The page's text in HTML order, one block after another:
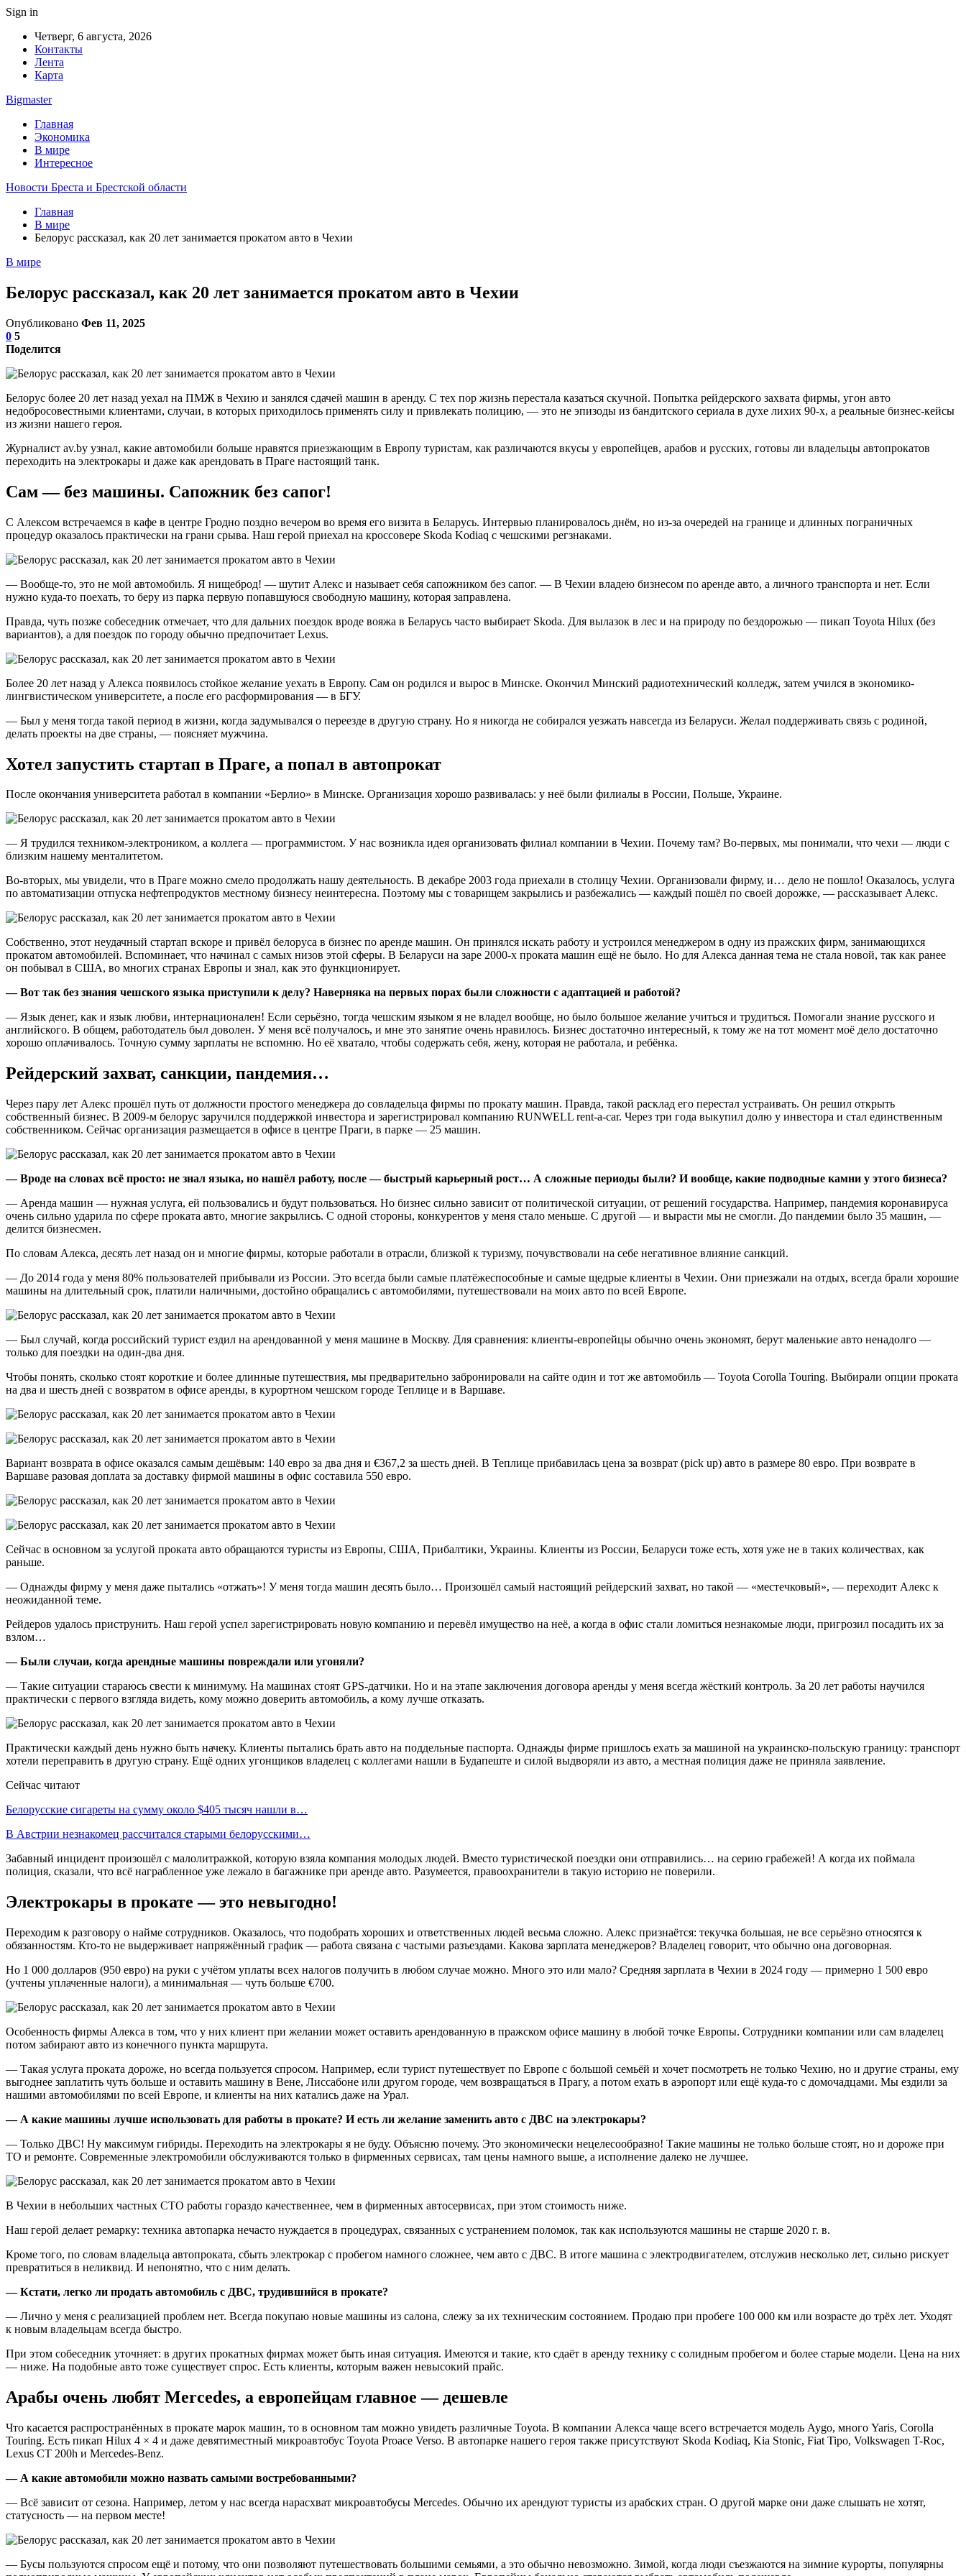
Sign in
Четверг, 6 августа, 2026
Контакты
Лента
Карта
Bigmaster
Главная
Экономика
В мире
Интересное
Новости Бреста и Брестской области
Главная
В мире
Белорус рассказал, как 20 лет занимается прокатом авто в Чехии
В мире
Белорус рассказал, как 20 лет занимается прокатом авто в Чехии
Опубликовано Фев 11, 2025
0 5
Поделится
Белорус более 20 лет назад уехал на ПМЖ в Чехию и занялся сдачей машин в аренду. С тех пор жизнь перестала казаться скучной. Попытка рейдерского захвата фирмы, угон авто
недобросовестными клиентами, случаи, в которых приходилось применять силу и привлекать полицию, — это не эпизоды из бандитского сериала в духе лихих 90-х, а реальные бизнес-кейсы
из жизни нашего героя.
Журналист av.by узнал, какие автомобили больше нравятся приезжающим в Европу туристам, как различаются вкусы у европейцев, арабов и русских, готовы ли владельцы автопрокатов
переходить на электрокары и даже как арендовать в Праге настоящий танк.
Сам — без машины. Сапожник без сапог!
С Алексом встречаемся в кафе в центре Гродно поздно вечером во время его визита в Беларусь. Интервью планировалось днём, но из-за очередей на границе и длинных пограничных
процедур оказалось практически на грани срыва. Наш герой приехал на кроссовере Skoda Kodiaq с чешскими регзнаками.
— Вообще-то, это не мой автомобиль. Я нищеброд! — шутит Алекс и называет себя сапожником без сапог. — В Чехии владею бизнесом по аренде авто, а личного транспорта и нет. Если
нужно куда-то поехать, то беру из парка первую попавшуюся свободную машину, которая заправлена.
Правда, чуть позже собеседник отмечает, что для дальних поездок вроде вояжа в Беларусь часто выбирает Skoda. Для вылазок в лес и на природу по бездорожью — пикап Toyota Hilux (без
вариантов), а для поездок по городу обычно предпочитает Lexus.
Более 20 лет назад у Алекса появилось стойкое желание уехать в Европу. Сам он родился и вырос в Минске. Окончил Минский радиотехнический колледж, затем учился в экономико-
лингвистическом университете, а после его расформирования — в БГУ.
— Был у меня тогда такой период в жизни, когда задумывался о переезде в другую страну. Но я никогда не собирался уезжать навсегда из Беларуси. Желал поддерживать связь с родиной,
делать проекты на две страны, — поясняет мужчина.
Хотел запустить стартап в Праге, а попал в автопрокат
После окончания университета работал в компании «Берлио» в Минске. Организация хорошо развивалась: у неё были филиалы в России, Польше, Украине.
— Я трудился техником-электроником, а коллега — программистом. У нас возникла идея организовать филиал компании в Чехии. Почему там? Во-первых, мы понимали, что чехи — люди с
близким нашему менталитетом.
Во-вторых, мы увидели, что в Праге можно смело продолжать нашу деятельность. В декабре 2003 года приехали в столицу Чехии. Организовали фирму, и… дело не пошло! Оказалось, услуга
по автоматизации отпуска нефтепродуктов местному бизнесу неинтересна. Поэтому мы с товарищем закрылись и разбежались — каждый пошёл по своей дорожке, — рассказывает Алекс.
Собственно, этот неудачный стартап вскоре и привёл белоруса в бизнес по аренде машин. Он принялся искать работу и устроился менеджером в одну из пражских фирм, занимающихся
прокатом автомобилей. Вспоминает, что начинал с самых низов этой сферы. В Беларуси на заре 2000-х проката машин ещё не было. Но для Алекса данная тема не стала новой, так как ранее
он побывал в США, во многих странах Европы и знал, как это функционирует.
— Вот так без знания чешского языка приступили к делу? Наверняка на первых порах были сложности с адаптацией и работой?
— Язык денег, как и язык любви, интернационален! Если серьёзно, тогда чешским языком я не владел вообще, но было большое желание учиться и трудиться. Помогали знание русского и
английского. В общем, работодатель был доволен. У меня всё получалось, и мне это занятие очень нравилось. Бизнес достаточно интересный, к тому же на тот момент моё дело достаточно
хорошо оплачивалось. Точную сумму зарплаты не вспомню. Но её хватало, чтобы содержать себя, жену, которая не работала, и ребёнка.
Рейдерский захват, санкции, пандемия…
Через пару лет Алекс прошёл путь от должности простого менеджера до совладельца фирмы по прокату машин. Правда, такой расклад его перестал устраивать. Он решил открыть
собственный бизнес. В 2009-м белорус заручился поддержкой инвестора и зарегистрировал компанию RUNWELL rent-a-car. Через три года выкупил долю у инвестора и стал единственным
собственником. Сейчас организация размещается в офисе в центре Праги, в парке — 25 машин.
— Вроде на словах всё просто: не знал языка, но нашёл работу, после — быстрый карьерный рост… А сложные периоды были? И вообще, какие подводные камни у этого бизнеса?
— Аренда машин — нужная услуга, ей пользовались и будут пользоваться. Но бизнес сильно зависит от политической ситуации, от решений государства. Например, пандемия коронавируса
очень сильно ударила по сфере проката авто, многие закрылись. С одной стороны, конкурентов у меня стало меньше. С другой — и вырасти мы не смогли. До пандемии было 35 машин, —
делится бизнесмен.
По словам Алекса, десять лет назад он и многие фирмы, которые работали в отрасли, близкой к туризму, почувствовали на себе негативное влияние санкций.
— До 2014 года у меня 80% пользователей прибывали из России. Это всегда были самые платёжеспособные и самые щедрые клиенты в Чехии. Они приезжали на отдых, всегда брали хорошие
машины на длительный срок, платили наличными, достойно обращались с автомобилями, путешествовали на моих авто по всей Европе.
— Был случай, когда российский турист ездил на арендованной у меня машине в Москву. Для сравнения: клиенты-европейцы обычно очень экономят, берут маленькие авто ненадолго —
только для поездки на один-два дня.
Чтобы понять, сколько стоят короткие и более длинные путешествия, мы предварительно забронировали на сайте один и тот же автомобиль — Toyota Corolla Touring. Выбирали опции проката
на два и шесть дней с возвратом в офисе аренды, в курортном чешском городе Теплице и в Варшаве.
Вариант возврата в офисе оказался самым дешёвым: 140 евро за два дня и €367,2 за шесть дней. В Теплице прибавилась цена за возврат (pick up) авто в размере 80 евро. При возврате в
Варшаве разовая доплата за доставку фирмой машины в офис составила 550 евро.
Сейчас в основном за услугой проката авто обращаются туристы из Европы, США, Прибалтики, Украины. Клиенты из России, Беларуси тоже есть, хотя уже не в таких количествах, как
раньше.
— Однажды фирму у меня даже пытались «отжать»! У меня тогда машин десять было… Произошёл самый настоящий рейдерский захват, но такой — «местечковый», — переходит Алекс к
неожиданной теме.
Рейдеров удалось приструнить. Наш герой успел зарегистрировать новую компанию и перевёл имущество на неё, а когда в офис стали ломиться незнакомые люди, пригрозил посадить их за
взлом…
— Были случаи, когда арендные машины повреждали или угоняли?
— Такие ситуации стараюсь свести к минимуму. На машинах стоят GPS-датчики. Но и на этапе заключения договора аренды у меня всегда жёсткий контроль. За 20 лет работы научился
практически с первого взгляда видеть, кому можно доверить автомобиль, а кому лучше отказать.
Практически каждый день нужно быть начеку. Клиенты пытались брать авто на поддельные паспорта. Однажды фирме пришлось ехать за машиной на украинско-польскую границу: транспорт
хотели переправить в другую страну. Ещё одних угонщиков владелец с коллегами нашли в Будапеште и силой выдворяли из авто, а местная полиция даже не приняла заявление.
Сейчас читают
Белорусские сигареты на сумму около $405 тысяч нашли в…
В Австрии незнакомец рассчитался старыми белорусскими…
Забавный инцидент произошёл с малолитражкой, которую взяла компания молодых людей. Вместо туристической поездки они отправились… на серию грабежей! А когда их поймала
полиция, сказали, что всё награбленное уже лежало в багажнике при аренде авто. Разумеется, правоохранители в такую историю не поверили.
Электрокары в прокате — это невыгодно!
Переходим к разговору о найме сотрудников. Оказалось, что подобрать хороших и ответственных людей весьма сложно. Алекс признаётся: текучка большая, не все серьёзно относятся к
обязанностям. Кто-то не выдерживает напряжённый график — работа связана с частыми разъездами. Какова зарплата менеджеров? Владелец говорит, что обычно она договорная.
Но 1 000 долларов (950 евро) на руки с учётом уплаты всех налогов получить в любом случае можно. Много это или мало? Средняя зарплата в Чехии в 2024 году — примерно 1 500 евро
(учтены уплаченные налоги), а минимальная — чуть больше €700.
Особенность фирмы Алекса в том, что у них клиент при желании может оставить арендованную в пражском офисе машину в любой точке Европы. Сотрудники компании или сам владелец
потом забирают авто из конечного пункта маршрута.
— Такая услуга проката дороже, но всегда пользуется спросом. Например, если турист путешествует по Европе с большой семьёй и хочет посмотреть не только Чехию, но и другие страны, ему
выгоднее заплатить чуть больше и оставить машину в Вене, Лиссабоне или другом городе, чем возвращаться в Прагу, а потом ехать в аэропорт или ещё куда-то с домочадцами. Мы ездили за
нашими автомобилями по всей Европе, и клиенты на них катались даже на Урал.
— А какие машины лучше использовать для работы в прокате? И есть ли желание заменить авто с ДВС на электрокары?
— Только ДВС! Ну максимум гибриды. Переходить на электрокары я не буду. Объясню почему. Это экономически нецелесообразно! Такие машины не только больше стоят, но и дороже при
ТО и ремонте. Современные электромобили обслуживаются только в фирменных сервисах, там цены намного выше, а исполнение далеко не лучшее.
В Чехии в небольших частных СТО работы гораздо качественнее, чем в фирменных автосервисах, при этом стоимость ниже.
Наш герой делает ремарку: техника автопарка нечасто нуждается в процедурах, связанных с устранением поломок, так как используются машины не старше 2020 г. в.
Кроме того, по словам владельца автопроката, сбыть электрокар с пробегом намного сложнее, чем авто с ДВС. В итоге машина с электродвигателем, отслужив несколько лет, сильно рискует
превратиться в неликвид. И непонятно, что с ним делать.
— Кстати, легко ли продать автомобиль с ДВС, трудившийся в прокате?
— Лично у меня с реализацией проблем нет. Всегда покупаю новые машины из салона, слежу за их техническим состоянием. Продаю при пробеге 100 000 км или возрасте до трёх лет. Уходят
к новым владельцам всегда быстро.
При этом собеседник уточняет: в других прокатных фирмах может быть иная ситуация. Имеются и такие, кто сдаёт в аренду технику с солидным пробегом и более старые модели. Цена на них
— ниже. На подобные авто тоже существует спрос. Есть клиенты, которым важен невысокий прайс.
Арабы очень любят Mercedes, а европейцам главное— дешевле
Что касается распространённых в прокате марок машин, то в основном там можно увидеть различные Toyota. В компании Алекса чаще всего встречается модель Aygo, много Yaris, Corolla
Touring. Есть пикап Hilux 4 × 4 и даже девятиместный микроавтобус Toyota Proace Verso. В автопарке нашего героя также присутствуют Skoda Kodiaq, Kia Stonic, Fiat Tipo, Volkswagen T-Roc,
Lexus CT 200h и Mercedes-Benz.
— А какие автомобили можно назвать самыми востребованными?
— Всё зависит от сезона. Например, летом у нас всегда нарасхват микроавтобусы Mercedes. Обычно их арендуют туристы из арабских стран. О другой марке они даже слышать не хотят,
статусность — на первом месте!
— Бусы пользуются спросом ещё и потому, что они позволяют путешествовать большими семьями, а это обычно невозможно. Зимой, когда люди съезжаются на зимние курорты, популярны